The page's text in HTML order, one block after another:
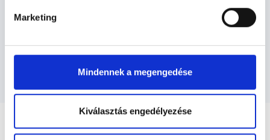
Marketing
Mindennek a megengedése
Kiválasztás engedélyezése
SZAKTERÜLETEK
Szolgáltatások